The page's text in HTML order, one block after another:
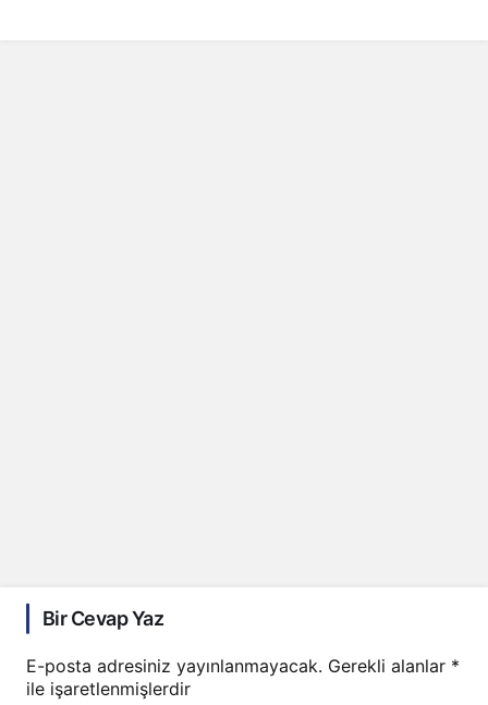
Bir Cevap Yaz
E-posta adresiniz yayınlanmayacak. Gerekli alanlar *
ile işaretlenmişlerdir